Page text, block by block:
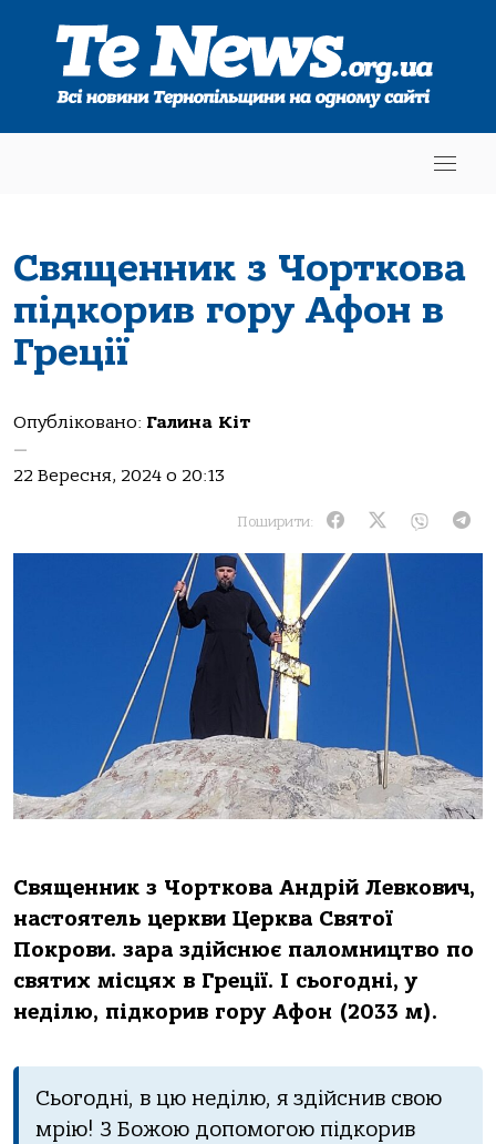
Священник з Чорткова
підкорив гору Афон в
Греції
Опубліковано: Галина Кіт
—
22 Вересня, 2024 о 20:13
Поширити:
Священник з Чорткова Андрій Левкович,
настоятель церкви Церква Святої
Покрови. зара здійснює паломництво по
святих місцях в Греції. І сьогодні, у
неділю, підкорив гору Афон (2033 м).
Сьогодні, в цю неділю, я здійснив свою
мрію! З Божою допомогою підкорив